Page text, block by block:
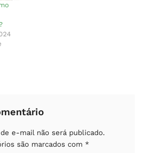
e-mail não será publicado.
são marcados com *